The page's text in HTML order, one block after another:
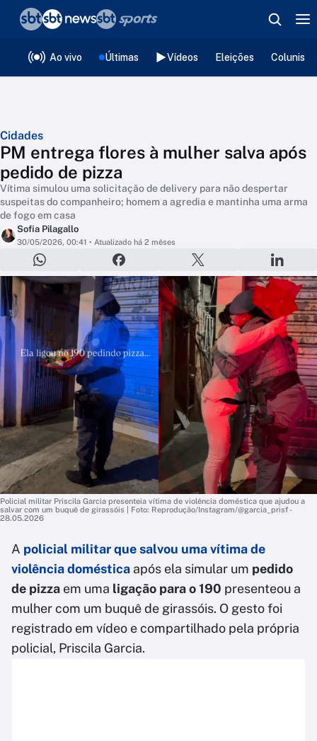
Ao vivo Últimas Vídeos Eleições
Cidades
PM entrega flores à mulher salva após
pedido de pizza
Vítima simulou uma solicitação de delivery para não despertar
suspeitas do companheiro; homem a agredia e mantinha uma arma
de fogo em casa
Sofia Pilagallo
30/05/2026, 00:41 • Atualizado há 2 mêses
Policial militar Priscila Garcia presenteia vítima de violência doméstica que ajudou a
salvar com um buquê de girassóis | Foto: Reprodução/Instagram/@garcia_prisf -
28.05.2026
A policial militar que salvou umavítima de
violência doméstica após ela simular um pedido
de pizza em uma ligação para o 190 presenteou a
mulher com um buquê de girassóis. O gesto foi
registrado em vídeo e compartilhado pela própria
policial, Priscila Garcia.
❮voltar
Editorias